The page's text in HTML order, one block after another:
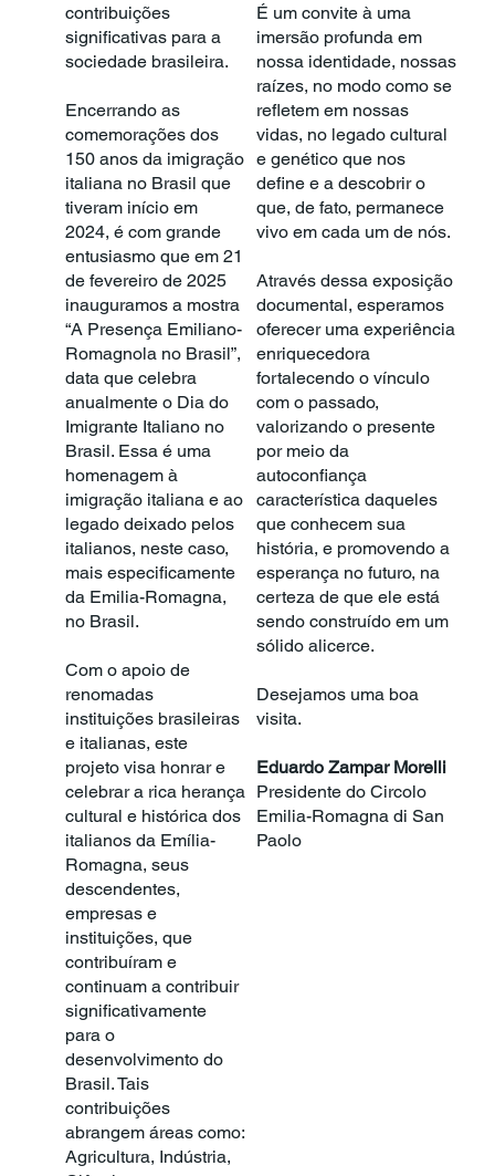
contribuições
significativas para a
sociedade brasileira.
Encerrando as
comemorações dos
150 anos da imigração
italiana no Brasil que
tiveram início em
2024, é com grande
entusiasmo que em 21
de fevereiro de 2025
inauguramos a mostra
“A Presença Emiliano-
Romagnola no Brasil”,
data que celebra
anualmente o Dia do
Imigrante Italiano no
Brasil. Essa é uma
homenagem à
imigração italiana e ao
legado deixado pelos
italianos, neste caso,
mais especificamente
da Emilia-Romagna,
no Brasil.
Com o apoio de
renomadas
instituições brasileiras
e italianas, este
projeto visa honrar e
celebrar a rica herança
cultural e histórica dos
italianos da Emília-
Romagna, seus
descendentes,
empresas e
instituições, que
contribuíram e
continuam a contribuir
significativamente
para o
desenvolvimento do
Brasil. Tais
contribuições
abrangem áreas como:
Agricultura, Indústria,
É um convite à uma
imersão profunda em
nossa identidade, nossas
raízes, no modo como se
refletem em nossas
vidas, no legado cultural
e genético que nos
define e a descobrir o
que, de fato, permanece
vivo em cada um de nós.
Através dessa exposição
documental, esperamos
oferecer uma experiência
enriquecedora
fortalecendo o vínculo
com o passado,
valorizando o presente
por meio da
autoconfiança
característica daqueles
que conhecem sua
história, e promovendo a
esperança no futuro, na
certeza de que ele está
sendo construído em um
sólido alicerce.
Desejamos uma boa
visita.
Eduardo Zampar Morelli
Presidente do Circolo
Emilia-Romagna di San
Paolo